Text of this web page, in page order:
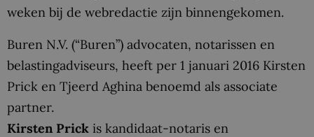
weken bij de webredactie zijn binnengekomen.
Buren N.V. (“Buren”) advocaten, notarissen en
belastingadviseurs, heeft per 1 januari 2016 Kirsten
Prick en Tjeerd Aghina benoemd als associate
partner.
Kirsten Prick is kandidaat-notaris en